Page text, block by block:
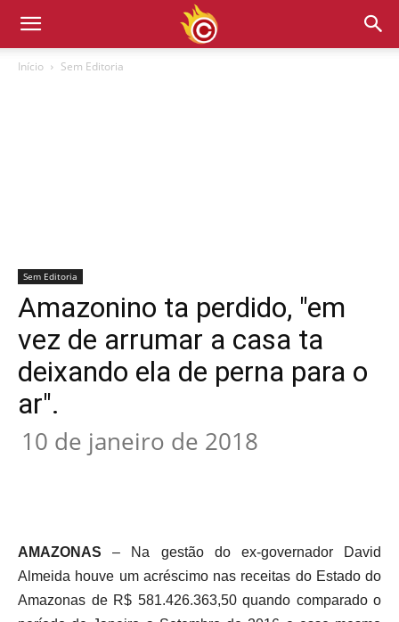
Início Sem Editoria
Sem Editoria
Amazonino ta perdido, "em
vez de arrumar a casa ta
deixando ela de perna para o
ar".
10 de janeiro de 2018
AMAZONAS – Na gestão do ex-governador David
Almeida houve um acréscimo nas receitas do Estado do
Amazonas de R$ 581.426.363,50 quando comparado o